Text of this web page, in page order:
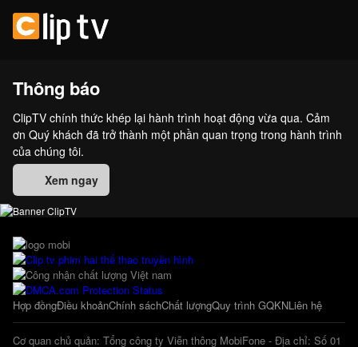
Thông báo
ClipTV chính thức khép lại hành trình hoạt động vừa qua. Cảm
ơn Quý khách đã trở thành một phần quan trọng trong hành trình
của chúng tôi.
Xem ngay
Hợp đồngĐiều khoảnChính sáchChất lượngQuy trình GQKNLiên hệ
Cơ quan chủ quản: Tổng công ty Viễn thông MobiFone - Địa chỉ: Số 01